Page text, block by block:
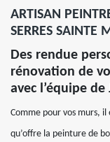
ARTISAN
SERRES SAINTE
Des rendue
rénovation de
avec l’équipe de
Comme pour vos murs, il
qu’offre la peinture de